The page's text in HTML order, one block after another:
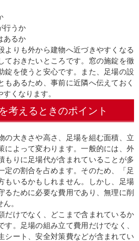
行うか
あるか
よりも外から建物へ近づきやすくなる
ておきたいところです。窓の施錠を徹
錠を使うと安心です。また、足場の設
もあるため、事前に近隣へ伝えておく
くなります。
考えるときのポイント
の大きさや高さ、足場を組む面積、立
によって変わります。一般的には、外
もりに足場代が含まれていることが多
定の割合を占めます。そのため、「足
もいるかもしれません。しかし、足場
るために必要な費用であり、無理に削
。
だけでなく、どこまで含まれているか
す。足場の組み立て費用だけでなく、
シート、安全対策費などが含まれてい